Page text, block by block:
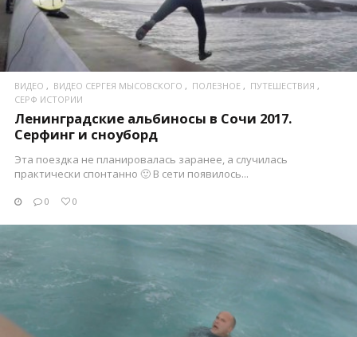
ВИДЕО ВИДЕО СЕРГЕЯ МЫСОВСКОГО ПОЛЕЗНОЕ
ПУТЕШЕСТВИЯ
СЕРФ ИСТОРИИ
Ленинградские альбиносы в Сочи 2017.
Серфинг и сноуборд
Эта поездка не планировалась заранее, а случилась
практически спонтанно 🙂 В сети появилось...
0 0
ПОСМОТРЕТЬ